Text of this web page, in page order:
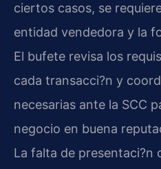
ciertos casos, se
entidad vendedora y la
El bufete revisa los
cada transacci?n y
necesarias ante la SCC
negocio en buena
La falta de presentaci?n